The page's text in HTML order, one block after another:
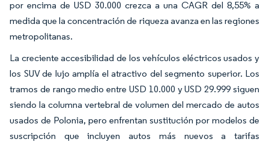
por encima de USD 30.000 crezca a una CAGR del 8,55% a
medida que la concentración de riqueza avanza en las regiones
metropolitanas.
La creciente accesibilidad de los vehículos eléctricos usados y
los SUV de lujo amplía el atractivo del segmento superior. Los
tramos de rango medio entre USD 10.000 y USD 29.999 siguen
siendo la columna vertebral de volumen del mercado de autos
usados de Polonia, pero enfrentan sustitución por modelos de
suscripción que incluyen autos más nuevos a tarifas